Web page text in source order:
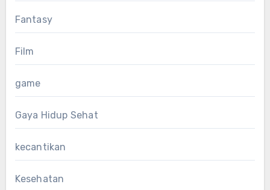
Fantasy
Film
game
Gaya Hidup Sehat
kecantikan
Kesehatan